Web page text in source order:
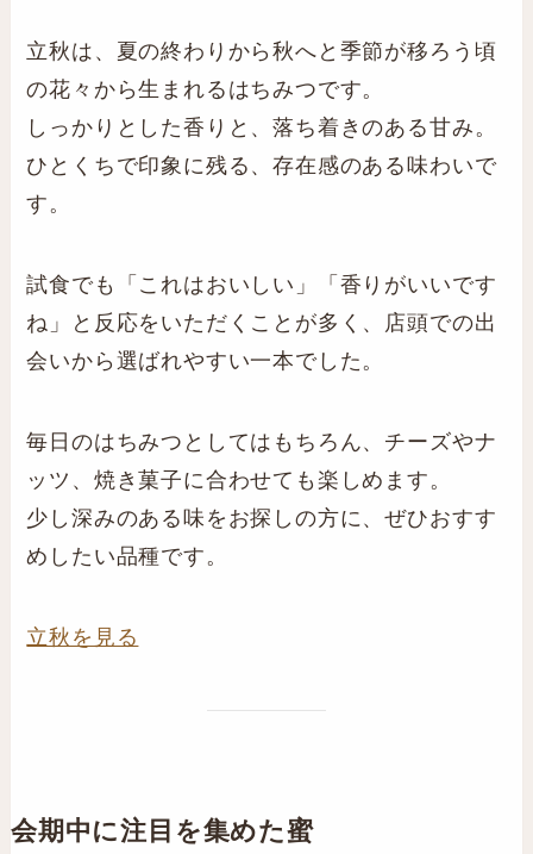
立秋は、夏の終わりから秋へと季節が移ろう頃
の花々から生まれるはちみつです。
しっかりとした香りと、落ち着きのある甘み。
ひとくちで印象に残る、存在感のある味わいで
す。
試食でも「これはおいしい」「香りがいいです
ね」と反応をいただくことが多く、店頭での出
会いから選ばれやすい一本でした。
毎日のはちみつとしてはもちろん、チーズやナ
ッツ、焼き菓子に合わせても楽しめます。
少し深みのある味をお探しの方に、ぜひおすす
めしたい品種です。
立秋を見る
会期中に注目を集めた蜜